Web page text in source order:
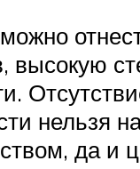
высокую
нельзя
да и